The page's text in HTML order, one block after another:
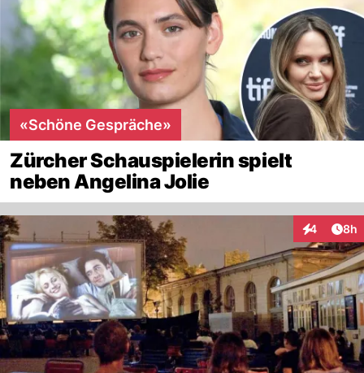
«Schöne Gespräche»
Zürcher Schauspielerin spielt
neben Angelina Jolie
4 8h